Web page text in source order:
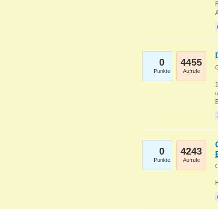
0
Punkte
4455
Aufrufe
0
Punkte
4243
Aufrufe